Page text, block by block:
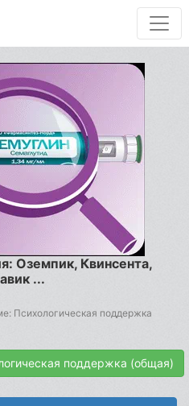
Оземпик, Квинсента,
...
Психологическая поддержка
поддержка (общая)